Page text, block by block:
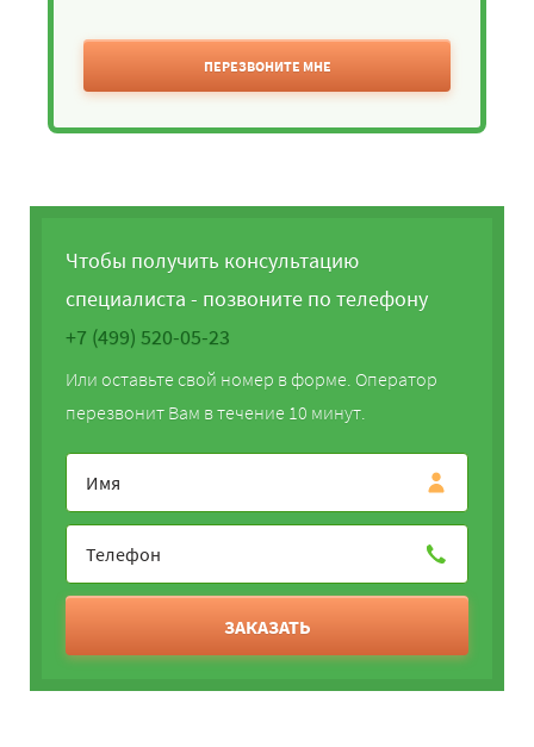
ПЕРЕЗВОНИТЕ МНЕ
Чтобы получить консультацию
специалиста - позвоните по телефону
+7 (499) 520-05-23
Или оставьте свой номер в форме. Оператор
перезвонит Вам в течение 10 минут.
ЗАКАЗАТЬ